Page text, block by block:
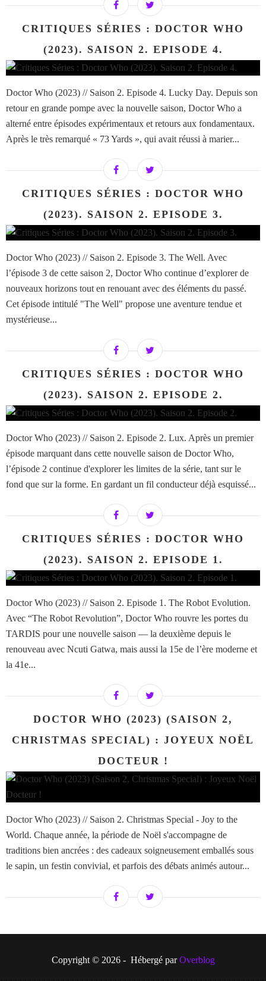
CRITIQUES SÉRIES : DOCTOR WHO
(2023). SAISON 2. EPISODE 4.
Doctor Who (2023) // Saison 2. Episode 4. Lucky Day. Depuis son
retour en grande pompe avec la nouvelle saison, Doctor Who a
alterné entre épisodes expérimentaux et retours aux fondamentaux.
Après le très remarqué « 73 Yards », qui avait réussi à marier...
CRITIQUES SÉRIES : DOCTOR WHO
(2023). SAISON 2. EPISODE 3.
Doctor Who (2023) // Saison 2. Episode 3. The Well. Avec
l’épisode 3 de cette saison 2, Doctor Who continue d’explorer de
nouveaux horizons tout en renouant avec des éléments du passé.
Cet épisode intitulé "The Well" propose une aventure tendue et
mystérieuse...
CRITIQUES SÉRIES : DOCTOR WHO
(2023). SAISON 2. EPISODE 2.
Doctor Who (2023) // Saison 2. Episode 2. Lux. Après un premier
épisode marquant dans cette nouvelle saison de Doctor Who,
l’épisode 2 continue d'explorer les limites de la série, tant sur le
fond que sur la forme. En gardant un fil conducteur déjà esquissé...
CRITIQUES SÉRIES : DOCTOR WHO
(2023). SAISON 2. EPISODE 1.
Doctor Who (2023) // Saison 2. Episode 1. The Robot Evolution.
Avec “The Robot Revolution”, Doctor Who rouvre les portes du
TARDIS pour une nouvelle saison — la deuxième depuis le
renouveau avec Ncuti Gatwa, mais aussi la 15e de l’ère moderne et
la 41e...
DOCTOR WHO (2023) (SAISON 2,
CHRISTMAS SPECIAL) : JOYEUX NOËL
DOCTEUR !
Doctor Who (2023) // Saison 2. Christmas Special - Joy to the
World. Chaque année, la période de Noël s'accompagne de
traditions bien ancrées : des cadeaux soigneusement emballés sous
le sapin, un festin convivial, et parfois des débats animés autour...
Copyright © 2026 - Hébergé parOverblog